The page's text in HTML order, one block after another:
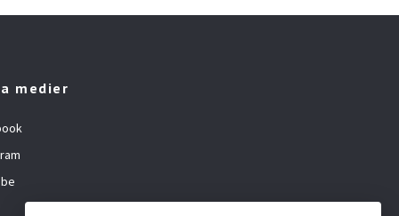
medier